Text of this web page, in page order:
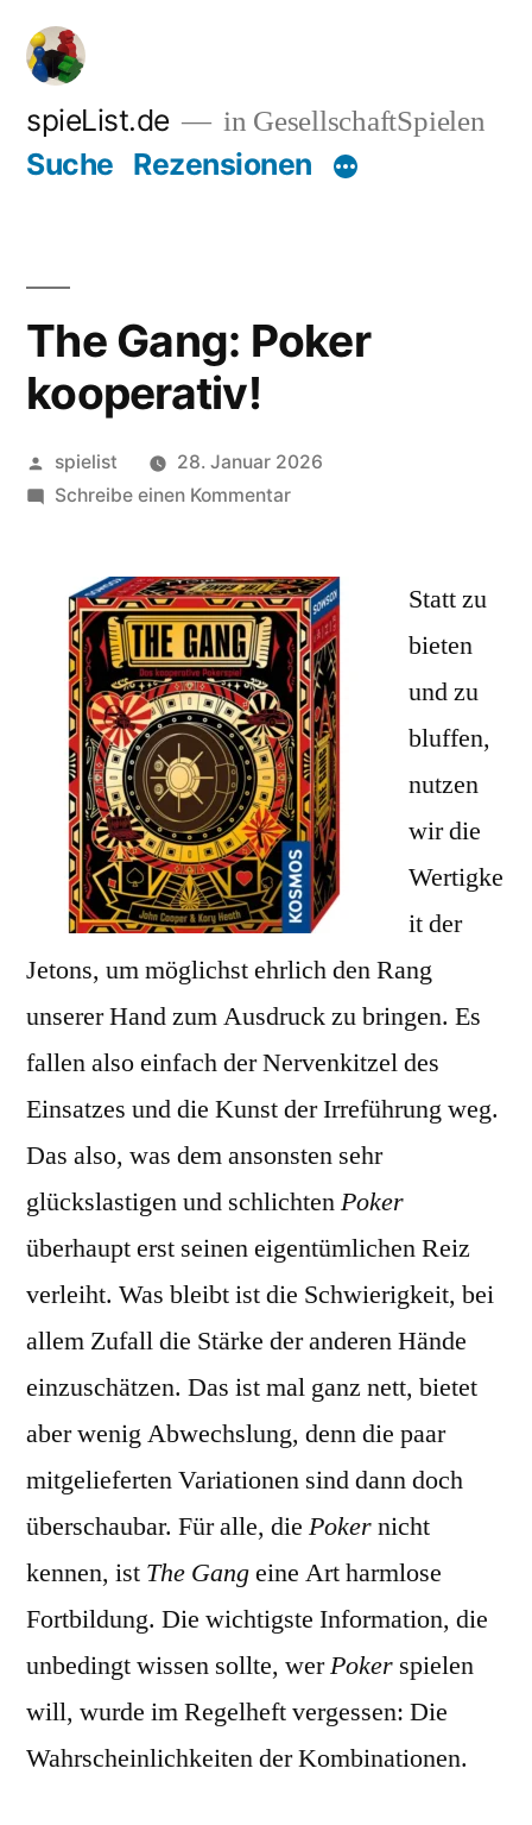
Zum
Inhalt
springen
spieList.de in GesellschaftSpielen
Suche Rezensionen
The Gang: Poker
kooperativ!
Veröffentlicht
von
spielist
28. Januar 2026
Schreibe einen Kommentarzu
Poker
kooperativ!
Statt zu
bieten
und zu
bluffen,
nutzen
wir die
Wertigke
it der
Jetons, um möglichst ehrlich den Rang
unserer Hand zum Ausdruck zu bringen. Es
fallen also einfach der Nervenkitzel des
Einsatzes und die Kunst der Irreführung weg.
Das also, was dem ansonsten sehr
glückslastigen und schlichtenPoker
überhaupt erst seinen eigentümlichen Reiz
verleiht. Was bleibt ist die Schwierigkeit, bei
allem Zufall die Stärke der anderen Hände
einzuschätzen. Das ist mal ganz nett, bietet
aber wenig Abwechslung, denn die paar
mitgelieferten Variationen sind dann doch
überschaubar. Für alle, die Pokernicht
kennen, ist The Gangeine Art harmlose
Fortbildung. Die wichtigste Information, die
unbedingt wissen sollte, werPoker spielen
will, wurde im Regelheft vergessen: Die
Wahrscheinlichkeiten der Kombinationen.